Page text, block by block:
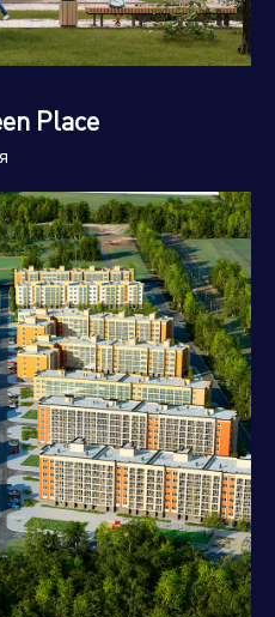
Place